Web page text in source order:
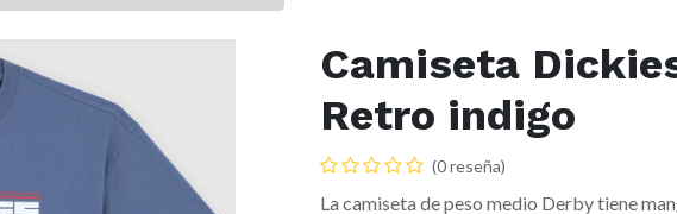
Camiseta
Retro indigo
(0 reseña)
La camiseta de peso medio Derby tiene